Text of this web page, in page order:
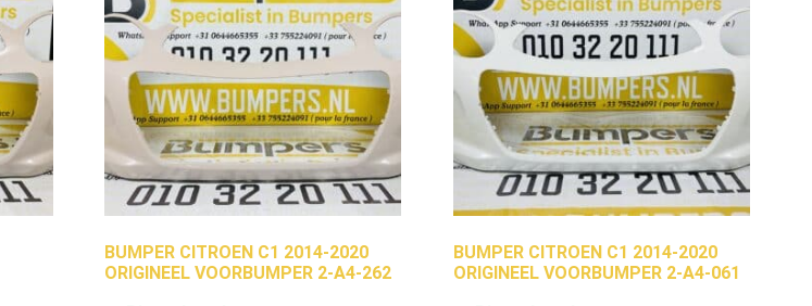
BUMPER CITROEN C1 2014-2020
ORIGINEEL VOORBUMPER 2-A4-262
BUMPER CITROEN C1 2014-2020
ORIGINEEL VOORBUMPER 2-A4-061